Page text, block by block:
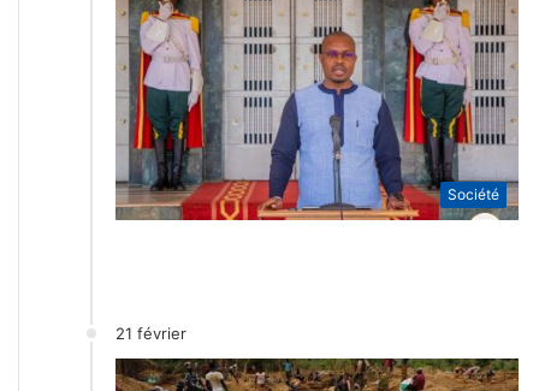
Société
21 février